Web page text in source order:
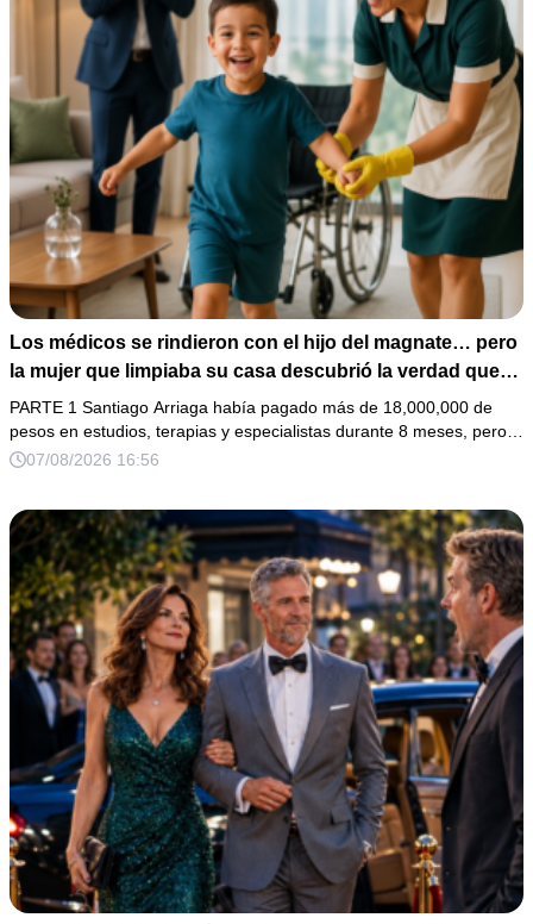
Los médicos se rindieron con el hijo del magnate… pero
la mujer que limpiaba su casa descubrió la verdad que
nadie quiso escuchar.
PARTE 1 Santiago Arriaga había pagado más de 18,000,000 de
pesos en estudios, terapias y especialistas durante 8 meses, pero…
07/08/2026 16:56